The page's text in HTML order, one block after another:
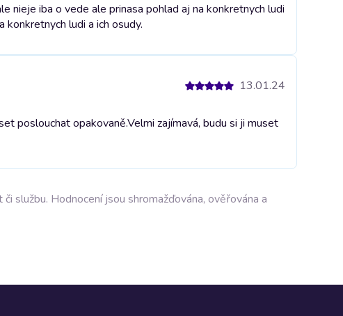
nieje iba o vede ale prinasa pohlad aj na konkretnych ludi
konkretnych ludi a ich osudy.
13.01.24
poslouchat opakovaně.Velmi zajímavá, budu si ji muset
službu. Hodnocení jsou shromažďována, ověřována a